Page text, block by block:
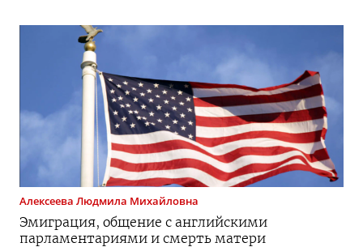
Алексеева Людмила Михайловна
Эмиграция, общение с английскими
парламентариями и смерть матери